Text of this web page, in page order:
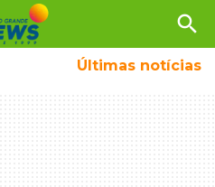
search
Últimas notícias